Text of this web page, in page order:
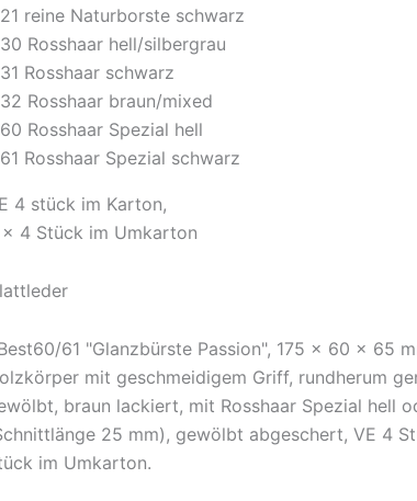
reine Naturborste schwarz
Rosshaar hell/silbergrau
Rosshaar schwarz
Rosshaar braun/mixed
Rosshaar Spezial hell
Rosshaar Spezial schwarz
4 stück im Karton,
4 Stück im Umkarton
61 "Glanzbürste Passion", 175 x 60 x 65
mit geschmeidigem Griff, rundherum
braun lackiert, mit Rosshaar Spezial hell
25 mm), gewölbt abgeschert, VE 4
im Umkarton.